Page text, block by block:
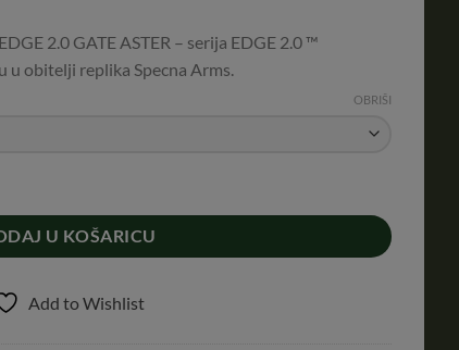
2.0 GATE ASTER – serija EDGE 2.0 ™
obitelji replika Specna Arms.
OBRIŠI
U KOŠARICU
Add to Wishlist